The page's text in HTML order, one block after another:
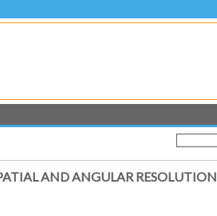
AND ANGULAR RESOLUTION